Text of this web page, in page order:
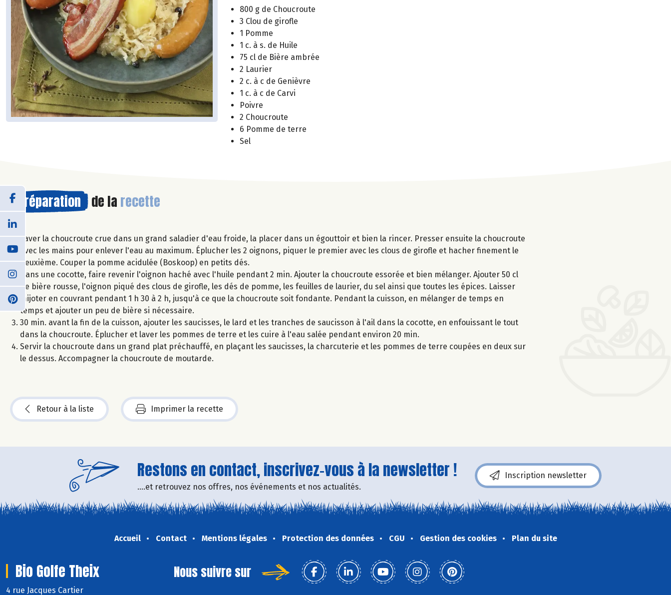
800 g de Choucroute
3 Clou de girofle
1 Pomme
1 c. à s. de Huile
75 cl de Bière ambrée
2 Laurier
2 c. à c de Genièvre
1 c. à c de Carvi
Poivre
2 Choucroute
6 Pomme de terre
Sel
Préparation de la recette
Laver la choucroute crue dans un grand saladier d'eau froide, la placer dans un égouttoir et bien la rincer. Presser ensuite la choucroute
avec les mains pour enlever l'eau au maximum. Éplucher les 2 oignons, piquer le premier avec les clous de girofle et hacher finement le
deuxième. Couper la pomme acidulée (Boskoop) en petits dés.
Dans une cocotte, faire revenir l'oignon haché avec l'huile pendant 2 min. Ajouter la choucroute essorée et bien mélanger. Ajouter 50 cl
de bière rousse, l'oignon piqué des clous de girofle, les dés de pomme, les feuilles de laurier, du sel ainsi que toutes les épices. Laisser
mijoter en couvrant pendant 1 h 30 à 2 h, jusqu'à ce que la choucroute soit fondante. Pendant la cuisson, en mélanger de temps en
temps et ajouter un peu de bière si nécessaire.
30 min. avant la fin de la cuisson, ajouter les saucisses, le lard et les tranches de saucisson à l'ail dans la cocotte, en enfouissant le tout
dans la choucroute. Éplucher et laver les pommes de terre et les cuire à l'eau salée pendant environ 20 min.
Servir la choucroute dans un grand plat préchauffé, en plaçant les saucisses, la charcuterie et les pommes de terre coupées en deux sur
le dessus. Accompagner la choucroute de moutarde.
Retour à la liste Imprimer la recette
Restons en contact, inscrivez-vous à la newsletter !
....et retrouvez nos offres, nos événements et nos actualités.
Inscription newsletter
Accueil Contact Mentions légales Protection des données CGU Gestion des cookies Plan du site
Bio Golfe Theix
4 rue Jacques Cartier
Nous suivre sur